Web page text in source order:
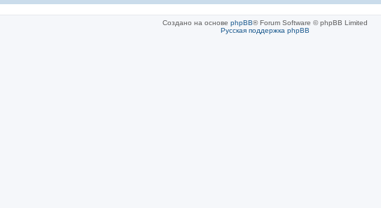
Создано на основе phpBB® Forum Software © phpBB Limited
Русская поддержка phpBB